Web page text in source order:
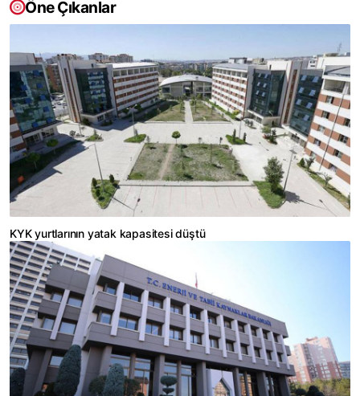
Öne Çıkanlar
KYK yurtlarının yatak kapasitesi düştü